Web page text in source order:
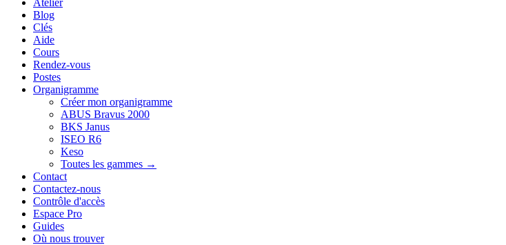
Blog
Clés
Aide
Cours
Rendez-vous
Postes
Organigramme
Créer mon organigramme
ABUS Bravus 2000
BKS Janus
ISEO R6
Keso
Toutes les gammes →
Contact
Contactez-nous
Contrôle d'accès
Espace Pro
Guides
Où nous trouver